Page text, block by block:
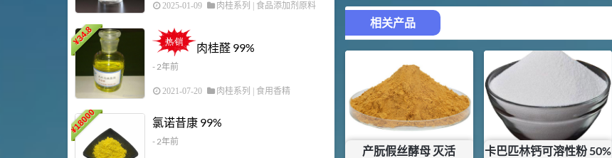
相关产品
产朊假丝酵母 灭活 卡巴匹林钙可溶性粉 50%
2025-01-09 肉桂系列 食品添加剂原料
¥
34.8
肉桂醛 99%
- 2年前
2021-07-20 肉桂系列 | 食用香精
¥
18000 氯诺昔康 99%
- 2年前
2021-05-25 饲料添加剂原料
253 2 乙酸橙花酯 99%
2021-06-17 化工原料
145 3 多效唑 90%
浏览量 - 4.4w